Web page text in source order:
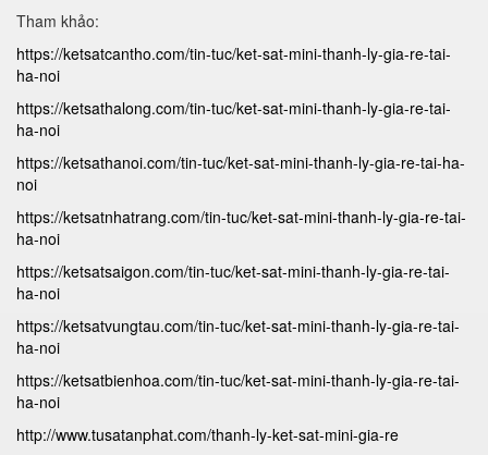
Tham khảo:
https://ketsatcantho.com/tin-tuc/ket-sat-mini-thanh-ly-gia-re-tai-
ha-noi
https://ketsathalong.com/tin-tuc/ket-sat-mini-thanh-ly-gia-re-tai-
ha-noi
https://ketsathanoi.com/tin-tuc/ket-sat-mini-thanh-ly-gia-re-tai-ha-
noi
https://ketsatnhatrang.com/tin-tuc/ket-sat-mini-thanh-ly-gia-re-tai-
ha-noi
https://ketsatsaigon.com/tin-tuc/ket-sat-mini-thanh-ly-gia-re-tai-
ha-noi
https://ketsatvungtau.com/tin-tuc/ket-sat-mini-thanh-ly-gia-re-tai-
ha-noi
https://ketsatbienhoa.com/tin-tuc/ket-sat-mini-thanh-ly-gia-re-tai-
ha-noi
http://www.tusatanphat.com/thanh-ly-ket-sat-mini-gia-re